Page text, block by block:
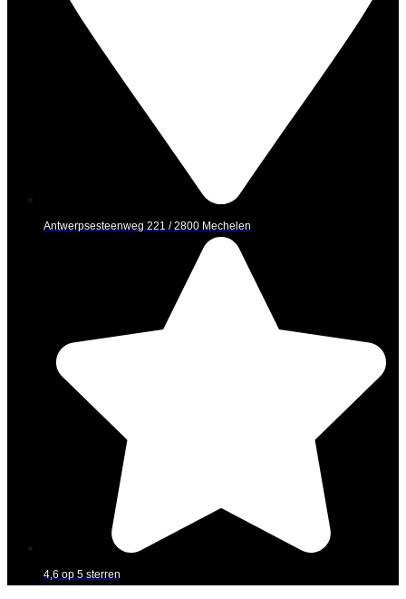
Antwerpsesteenweg 221 / 2800 Mechelen
4,6 op 5 sterren